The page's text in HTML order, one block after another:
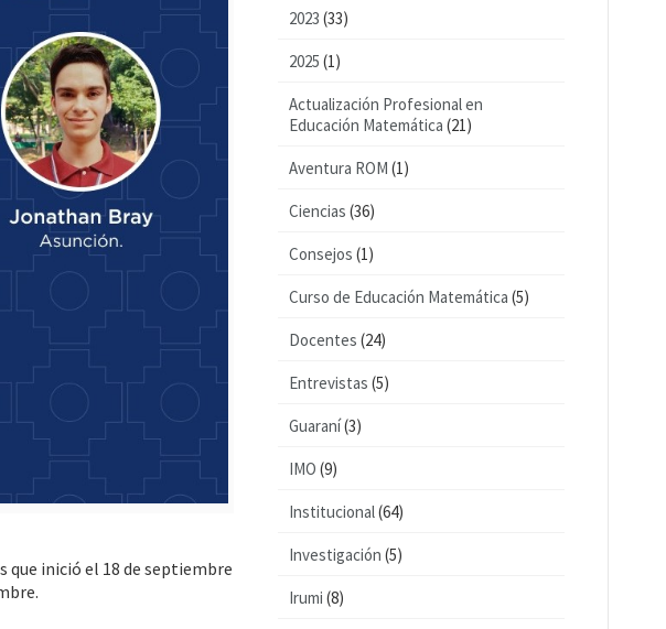
que inició el 18 de septiembre
2023 (33)
2025 (1)
Actualización Profesional en
Educación Matemática (21)
Aventura ROM (1)
Ciencias (36)
Consejos (1)
Curso de Educación Matemática (5)
Docentes (24)
Entrevistas (5)
Guaraní(3)
IMO (9)
Institucional(64)
Investigación (5)
Irumi (8)